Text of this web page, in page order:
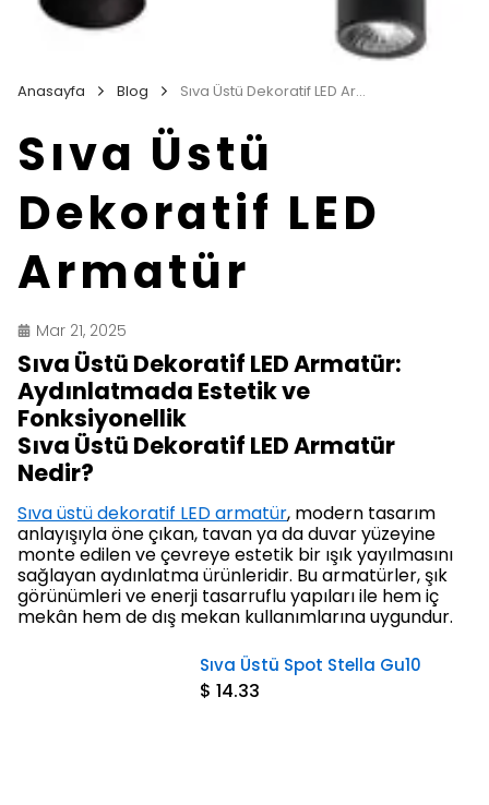
Anasayfa Blog Sıva Üstü Dekoratif LED Armatür
Sıva Üstü
Dekoratif LED
Armatür
Mar 21, 2025
Sıva Üstü Dekoratif LED Armatür:
Aydınlatmada Estetik ve
Fonksiyonellik
Sıva Üstü Dekoratif LED Armatür
Nedir?
Sıva üstü dekoratif LED armatür, modern tasarım
anlayışıyla öne çıkan, tavan ya da duvar yüzeyine
monte edilen ve çevreye estetik bir ışık yayılmasını
sağlayan aydınlatma ürünleridir. Bu armatürler, şık
görünümleri ve enerji tasarruflu yapıları ile hem iç
mekân hem de dış mekan kullanımlarına uygundur.
Sıva Üstü Spot Stella Gu10
$ 14.33